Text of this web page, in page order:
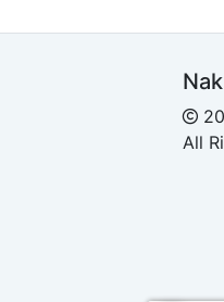
All